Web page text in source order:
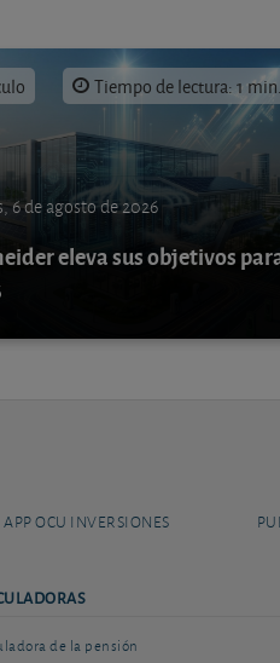
Tiempo de lectura: 1 min.
6 de agosto de 2026
eleva sus objetivos
APP OCU INVERSIONES
de la pensión